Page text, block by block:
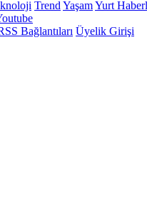
Trend YaşamYurt
Bağlantıları Üyelik Girişi